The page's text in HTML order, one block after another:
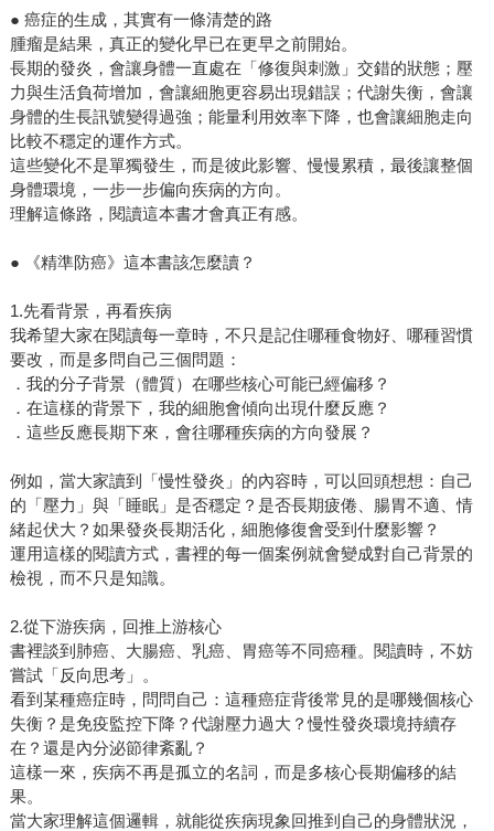
● 癌症的生成，其實有一條清楚的路
腫瘤是結果，真正的變化早已在更早之前開始。
長期的發炎，會讓身體一直處在「修復與刺激」交錯的狀態；壓
力與生活負荷增加，會讓細胞更容易出現錯誤；代謝失衡，會讓
身體的生長訊號變得過強；能量利用效率下降，也會讓細胞走向
比較不穩定的運作方式。
這些變化不是單獨發生，而是彼此影響、慢慢累積，最後讓整個
身體環境，一步一步偏向疾病的方向。
理解這條路，閱讀這本書才會真正有感。
● 《精準防癌》這本書該怎麼讀？
1.先看背景，再看疾病
我希望大家在閱讀每一章時，不只是記住哪種食物好、哪種習慣
要改，而是多問自己三個問題：
．我的分子背景（體質）在哪些核心可能已經偏移？
．在這樣的背景下，我的細胞會傾向出現什麼反應？
．這些反應長期下來，會往哪種疾病的方向發展？
例如，當大家讀到「慢性發炎」的內容時，可以回頭想想：自己
的「壓力」與「睡眠」是否穩定？是否長期疲倦、腸胃不適、情
緒起伏大？如果發炎長期活化，細胞修復會受到什麼影響？
運用這樣的閱讀方式，書裡的每一個案例就會變成對自己背景的
檢視，而不只是知識。
2.從下游疾病，回推上游核心
書裡談到肺癌、大腸癌、乳癌、胃癌等不同癌種。閱讀時，不妨
嘗試「反向思考」。
看到某種癌症時，問問自己：這種癌症背後常見的是哪幾個核心
失衡？是免疫監控下降？代謝壓力過大？慢性發炎環境持續存
在？還是內分泌節律紊亂？
這樣一來，疾病不再是孤立的名詞，而是多核心長期偏移的結
果。
當大家理解這個邏輯，就能從疾病現象回推到自己的身體狀況，